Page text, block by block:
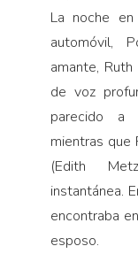
La noche
automóvil,
amante,
de voz
parecido a
mientras que
(Edith
instantánea.
encontraba
esposo.